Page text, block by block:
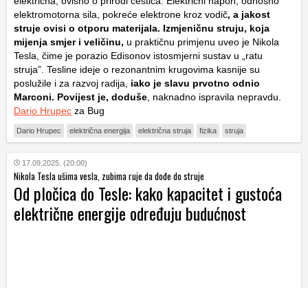
elektromotorna sila, pokreće elektrone kroz vodič, a jakost
struje ovisi o otporu materijala. Izmjeničnu struju, koja
mijenja smjer i veličinu, u praktičnu primjenu uveo je Nikola
Tesla, čime je porazio Edisonov istosmjerni sustav u „ratu
struja”. Tesline ideje o rezonantnim krugovima kasnije su
poslužile i za razvoj radija, iako je slavu prvotno odnio
Marconi. Povijest je, doduše , naknadno ispravila nepravdu.
Dario Hrupec za Bug
Dario Hrupec električna energija električna struja fizika struja
17.09.2025. (20:00)
Nikola Tesla ušima vesla, zubima ruje da dođe do struje
Od pločica do Tesle: kako kapacitet i gustoća
električne energije određuju budućnost